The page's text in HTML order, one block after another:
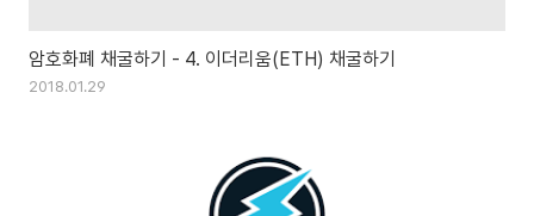
암호화폐 채굴하기 - 4. 이더리움(ETH) 채굴하기
2018.01.29